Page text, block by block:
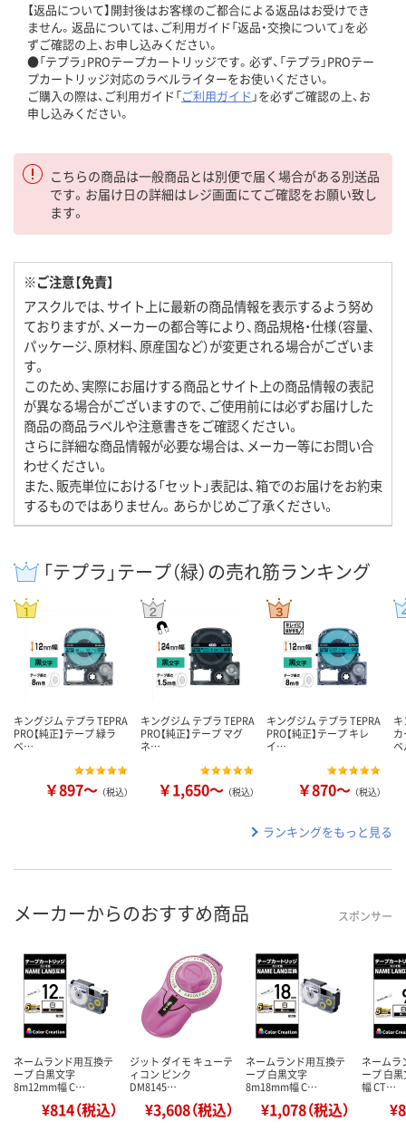
【返品について】開封後はお客様のご都合による返品はお受けでき
ません。返品については、ご利用ガイド「返品・交換について」を必
ずご確認の上、お申し込みください。
●「テプラ」PROテープカートリッジです。必ず、「テプラ」PROテー
プカートリッジ対応のラベルライターをお使いください。
ご購入の際は、ご利用ガイド「ご利用ガイド 」を必ずご確認の上、お
申し込みください。
こちらの商品は一般商品とは別便で届く場合がある別送品
です。お届け日の詳細はレジ画面にてご確認をお願い致し
ます。
※ご注意【免責】
アスクルでは、サイト上に最新の商品情報を表示するよう努め
ておりますが、メーカーの都合等により、商品規格・仕様（容量、
パッケージ、原材料、原産国など）が変更される場合がございま
す。
このため、実際にお届けする商品とサイト上の商品情報の表記
が異なる場合がございますので、ご使用前には必ずお届けした
商品の商品ラベルや注意書きをご確認ください。
さらに詳細な商品情報が必要な場合は、メーカー等にお問い合
わせください。
また、販売単位における「セット」表記は、箱でのお届けをお約束
するものではありません。あらかじめご了承ください。
「テプラ」テープ（緑）の売れ筋ランキング
キングジム テプラ TEPRA
PRO【純正】テープ 緑ラ
ベ…
￥897～ （税込）
キングジム テプラ TEPRA
PRO【純正】テープ マグ
ネ…
￥1,650～ （税込）
キングジム テプラ TEPRA
PRO【純正】テープ キレ
イ…
￥870～ （税込）
ランキングをもっと見る
メーカーからのおすすめ商品 スポンサー
ネームランド用互換テ
ープ 白黒文字
8m12mm幅 C…
¥814（税込）
ジット ダイモ キューテ
ィコン ピンク
DM8145…
¥3,608（税込）
ネームランド用互換テ
ープ 白黒文字
8m18mm幅 C…
¥1,078（税込）
ネームラ
ープ 白
幅 CT…